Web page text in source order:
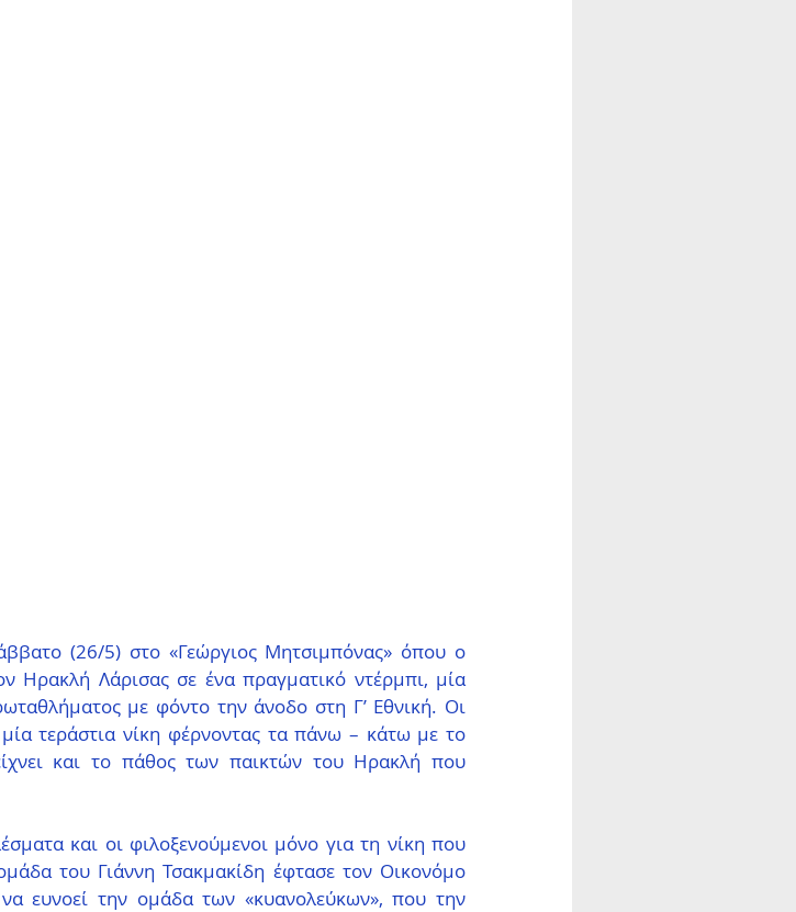
(26/5) στο «Γεώργιος Μητσιμπόνας» όπου ο
Ηρακλή Λάρισας σε ένα πραγματικό ντέρμπι, μία
με φόντο την άνοδο στη Γ’ Εθνική. Οι
τεράστια νίκη φέρνοντας τα πάνω – κάτω με το
και το πάθος των παικτών του Ηρακλή που
και οι φιλοξενούμενοι μόνο για τη νίκη που
του Γιάννη Τσακμακίδη έφτασε τον Οικονόμο
ευνοεί την ομάδα των «κυανολεύκων», που την